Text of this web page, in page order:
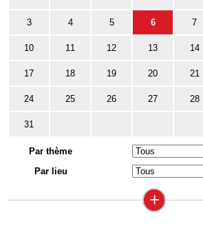
3 4 5 6 7
10 11 12 13 14
17 18 19 20 21
24 25 26 27 28
31
Par thème
Par lieu
+